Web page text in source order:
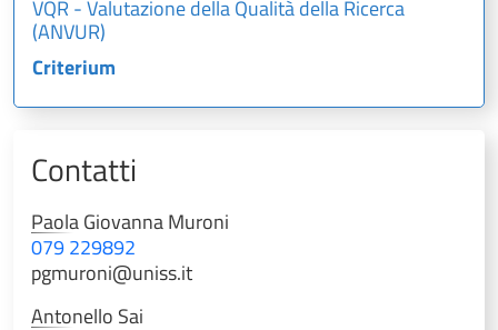
VQR - Valutazione della Qualità della Ricerca
(ANVUR)
Criterium
Contatti
Paola GiovannaMuroni
079 229892
pgmuroni@uniss.it
Antonello Sai